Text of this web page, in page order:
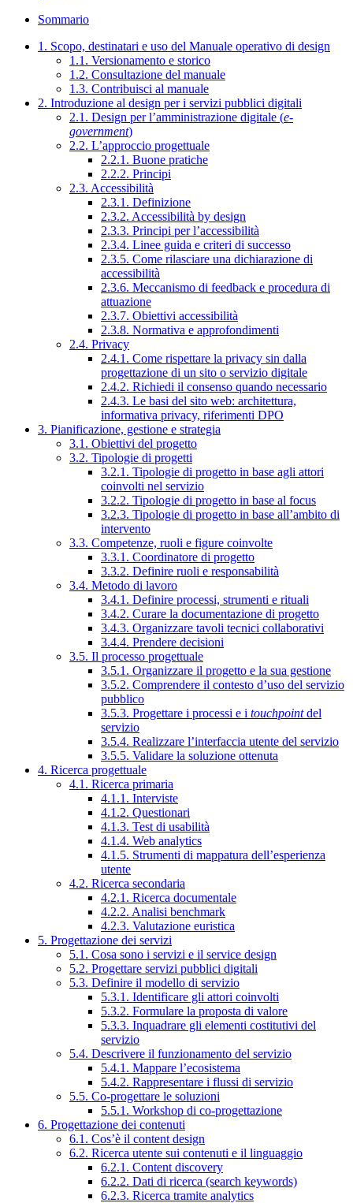
Sommario
1. Scopo, destinatari e uso del Manuale operativo di design
1.1. Versionamento e storico
1.2. Consultazione del manuale
1.3. Contribuisci al manuale
2. Introduzione al design per i servizi pubblici digitali
2.1. Design per l’amministrazione digitale (e-
government)
2.2. L’approccio progettuale
2.2.1. Buone pratiche
2.2.2. Principi
2.3. Accessibilità
2.3.1. Definizione
2.3.2. Accessibilità by design
2.3.3. Principi per l’accessibilità
2.3.4. Linee guida e criteri di successo
2.3.5. Come rilasciare una dichiarazione di
accessibilità
2.3.6. Meccanismo di feedback e procedura di
attuazione
2.3.7. Obiettivi accessibilità
2.3.8. Normativa e approfondimenti
2.4. Privacy
2.4.1. Come rispettare la privacy sin dalla
progettazione di un sito o servizio digitale
2.4.2. Richiedi il consenso quando necessario
2.4.3. Le basi del sito web: architettura,
informativa privacy, riferimenti DPO
3. Pianificazione, gestione e strategia
3.1. Obiettivi del progetto
3.2. Tipologie di progetti
3.2.1. Tipologie di progetto in base agli attori
coinvolti nel servizio
3.2.2. Tipologie di progetto in base al focus
3.2.3. Tipologie di progetto in base all’ambito di
intervento
3.3. Competenze, ruoli e figure coinvolte
3.3.1. Coordinatore di progetto
3.3.2. Definire ruoli e responsabilità
3.4. Metodo di lavoro
3.4.1. Definire processi, strumenti e rituali
3.4.2. Curare la documentazione di progetto
3.4.3. Organizzare tavoli tecnici collaborativi
3.4.4. Prendere decisioni
3.5. Il processo progettuale
3.5.1. Organizzare il progetto e la sua gestione
3.5.2. Comprendere il contesto d’uso del servizio
pubblico
3.5.3. Progettare i processi e i touchpointdel
servizio
3.5.4. Realizzare l’interfaccia utente del servizio
3.5.5. Validare la soluzione ottenuta
4. Ricerca progettuale
4.1. Ricerca primaria
4.1.1. Interviste
4.1.2. Questionari
4.1.3. Test di usabilità
4.1.4. Web analytics
4.1.5. Strumenti di mappatura dell’esperienza
utente
4.2. Ricerca secondaria
4.2.1. Ricerca documentale
4.2.2. Analisi benchmark
4.2.3. Valutazione euristica
5. Progettazione dei servizi
5.1. Cosa sono i servizi e il service design
5.2. Progettare servizi pubblici digitali
5.3. Definire il modello di servizio
5.3.1. Identificare gli attori coinvolti
5.3.2. Formulare la proposta di valore
5.3.3. Inquadrare gli elementi costitutivi del
servizio
5.4. Descrivere il funzionamento del servizio
5.4.1. Mappare l’ecosistema
5.4.2. Rappresentare i flussi di servizio
5.5. Co-progettare le soluzioni
5.5.1. Workshop di co-progettazione
6. Progettazione dei contenuti
6.1. Cos’è il content design
6.2. Ricerca utente sui contenuti e il linguaggio
6.2.1. Content discovery
6.2.2. Dati di ricerca (search keywords)
6.2.3. Ricerca tramite analytics